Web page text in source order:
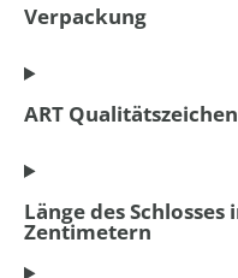
Verpackung
ART Qualitätszeichen
Länge des Schlosses
Zentimetern